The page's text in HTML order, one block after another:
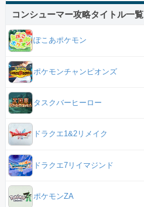
コンシューマー攻略タイトル一覧
ぽこあポケモン
ポケモンチャンピオンズ
タスクバーヒーロー
ドラクエ1&2リメイク
ドラクエ7リイマジンド
ポケモンZA